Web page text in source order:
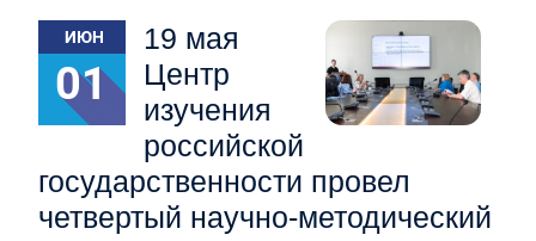
М.В.Ломоносова в 2026 году по каждому
конкурсу (ранжированные списки поступающих)
Вячеслав Никонов в программе «Большая игра» —
Первый канал, 24.07.2026. Часть 1-2
Вниманию абитуриентов бакалавриата! Открыта
онлайн-запись на заключение договора на
обучение
Вячеслав Никонов в программе «Большая игра»
ИЮН
01
19 мая
Центр
изучения
российской
государственности провел
четвертый научно-методический